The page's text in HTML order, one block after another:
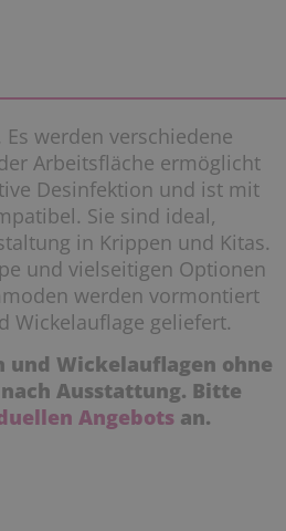
werden verschiedene
Arbeitsfläche ermöglicht
Desinfektion und ist mit
Sie sind ideal,
in Krippen und Kitas.
und vielseitigen Optionen
werden vormontiert
Wickelauflage geliefert.
und Wickelauflagen ohne
Ausstattung. Bitte
Angebots an.